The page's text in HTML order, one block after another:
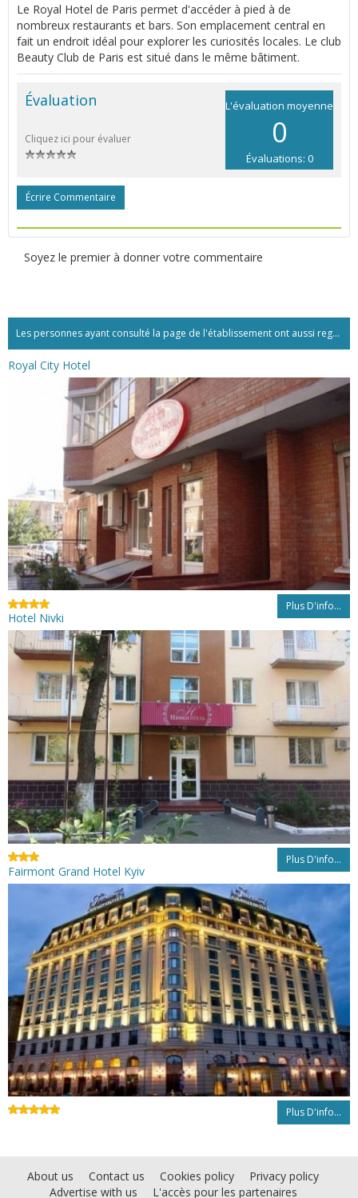
Le Royal Hotel de Paris permet d'accéder à pied à de
nombreux restaurants et bars. Son emplacement central en
fait un endroit idéal pour explorer les curiosités locales. Le club
Beauty Club de Paris est situé dans le même bâtiment.
L'évaluation moyenne
0
Évaluations: 0
Évaluation
Cliquez ici pour évaluer
Écrire Commentaire
Soyez le premier à donner votre commentaire
Les personnes ayant consulté la page de l'établissement ont aussi regardé:...
Royal City Hotel
Plus D'info...
Hotel Nivki
Plus D'info...
Fairmont Grand Hotel Kyiv
Plus D'info...
About us Contact us Cookies policy
Privacy policy
Advertise with us
L'accès pour les partenaires